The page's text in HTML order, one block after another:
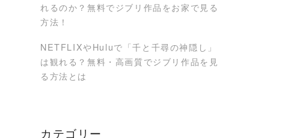
れるのか？無料でジブリ作品をお家で見る
方法！
NETFLIXやHuluで「千と千尋の神隠し」
は観れる？無料・高画質でジブリ作品を見
る方法とは
カテゴリー